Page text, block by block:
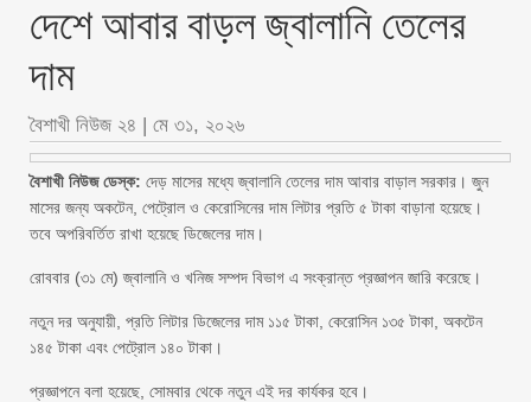
দেশে আবার বাড়ল জ্বালানি তেলের
দাম
বৈশাখী নিউজ ২৪ | মে ৩১, ২০২৬
বৈশাখী নিউজ ডেস্ক: দেড় মাসের মধ্যে জ্বালানি তেলের দাম আবার বাড়াল সরকার। জুন
মাসের জন্য অকটেন, পেট্রোল ও কেরোসিনের দাম লিটার প্রতি ৫ টাকা বাড়ানা হয়েছে।
তবে অপরিবর্তিত রাখা হয়েছে ডিজেলের দাম।
রোববার (৩১ মে) জ্বালানি ও খনিজ সম্পদ বিভাগ এ সংক্রান্ত প্রজ্ঞাপন জারি করেছে।
নতুন দর অনুযায়ী, প্রতি লিটার ডিজেলের দাম ১১৫ টাকা, কেরোসিন ১৩৫ টাকা, অকটেন
১৪৫ টাকা এবং পেট্রোল ১৪০ টাকা।
প্রজ্ঞাপনে বলা হয়েছে, সোমবার থেকে নতুন এই দর কার্যকর হবে।